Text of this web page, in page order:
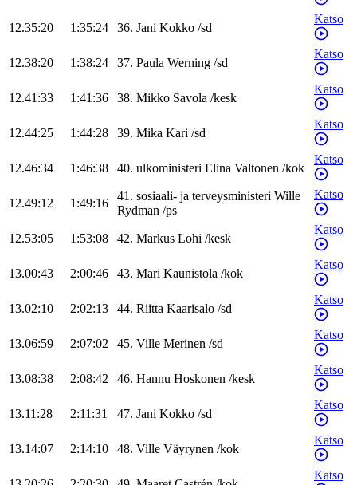
12.35:20 1:35:24 36. Jani Kokko /sd
Katso
12.38:20 1:38:24 37. Paula Werning /sd
Katso
12.41:33 1:41:36 38. Mikko Savola /kesk
Katso
12.44:25 1:44:28 39. Mika Kari /sd
Katso
12.46:34 1:46:38 40. ulkoministeri Elina Valtonen /kok
Katso
12.49:12 1:49:16
41. sosiaali- ja terveysministeri Wille
Rydman /ps
Katso
12.53:05 1:53:08 42. Markus Lohi /kesk
Katso
13.00:43 2:00:46 43. Mari Kaunistola /kok
Katso
13.02:10 2:02:13 44. Riitta Kaarisalo /sd
Katso
13.06:59 2:07:02 45. Ville Merinen /sd
Katso
13.08:38 2:08:42 46. Hannu Hoskonen /kesk
Katso
13.11:28 2:11:31 47. Jani Kokko /sd
Katso
13.14:07 2:14:10 48. Ville Väyrynen /kok
Katso
Katso